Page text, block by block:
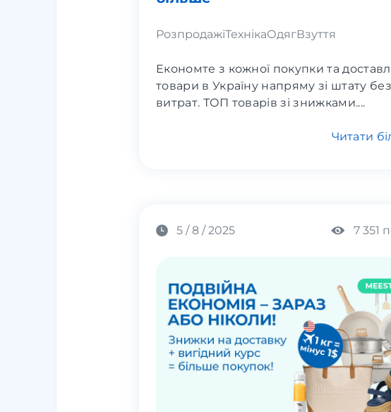
РозпродажіТехнікаОдягВзуття
Економте з кожної покупки та
товари в Україну напряму зі штату
витрат. ТОП товарів зі знижками....
Читати
5 / 8 / 2025 7 351